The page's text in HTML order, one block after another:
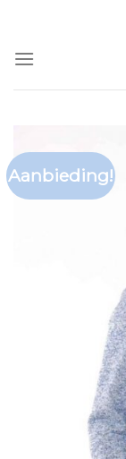
content
Aanbieding!